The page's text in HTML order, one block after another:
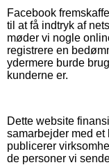
Facebook
til at få indtryk af
møder vi nogle
registrere en
ydermere burde
kunderne er.
Dette website
samarbejder med et
publicerer
de personer vi